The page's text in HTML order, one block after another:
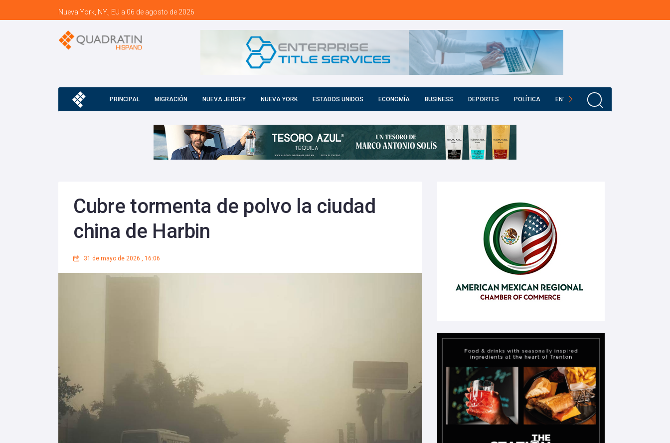
Nueva York, NY., EU a 06 de agosto de 2026
PRINCIPAL MIGRACIÓN NUEVA JERSEY NUEVA YORK ESTADOS UNIDOS ECONOMÍA BUSINESS DEPORTES POLÍTICA ENTRETENIMIENTO
Cubre tormenta de polvo la ciudad
china de Harbin
31 de mayo de 2026 , 16:06